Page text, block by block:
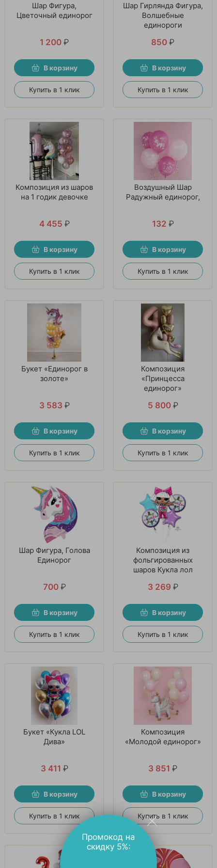
Шар Фигура,
Цветочный единорог
1 200 ₽
В корзину
Купить в 1 клик
Шар Гирлянда Фигура,
Волшебные
единороги
850 ₽
В корзину
Купить в 1 клик
Композиция из шаров
на 1 годик девочке
4 455 ₽
В корзину
Купить в 1 клик
Воздушный Шар
Радужный единорог,
132 ₽
В корзину
Купить в 1 клик
Букет «Единорог в
золоте»
3 583 ₽
В корзину
Купить в 1 клик
Композиция
«Принцесса
единорог»
5 800 ₽
В корзину
Купить в 1 клик
Шар Фигура, Голова
Единорог
700 ₽
В корзину
Купить в 1 клик
Композиция из
фольгированных
шаров Кукла лол
3 269 ₽
В корзину
Купить в 1 клик
Букет «Кукла LOL
Дива»
3 411 ₽
В корзину
Купить в 1 клик
Композиция
«Молодой единорог»
3 851 ₽
В корзину
Купить в 1 клик
Промокод на
скидку 5%: